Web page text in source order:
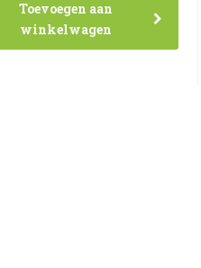
Toevoegen aan
winkelwagen